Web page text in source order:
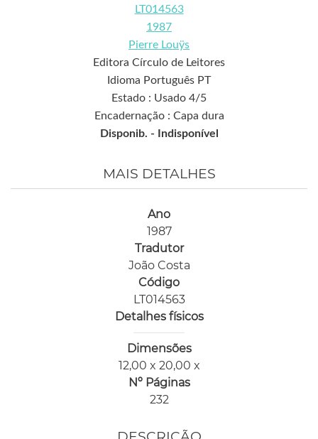
LT014563
1987
Pierre Louÿs
Editora Círculo de Leitores
Idioma Português PT
Estado : Usado 4/5
Encadernação : Capa dura
Disponib. -
Indisponível
MAIS DETALHES
Ano
1987
Tradutor
João Costa
Código
LT014563
Detalhes físicos
Dimensões
12,00 x 20,00 x
Nº Páginas
232